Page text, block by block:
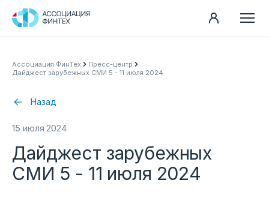
Ассоциация
Пресс-центр
Карьера
Контакты
Документы
Ассоциация ФинТех
Пресс-центр
Дайджест зарубежных СМИ 5 - 11 июля 2024
Назад
15 июля 2024
Дайджест зарубежных
СМИ 5 - 11 июля 2024